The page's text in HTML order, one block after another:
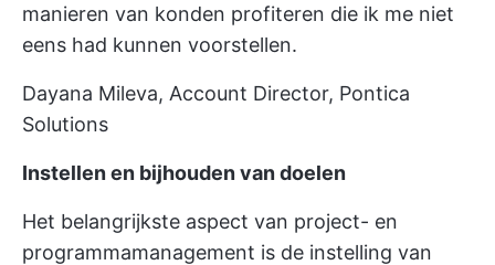
manieren van konden profiteren die ik me niet
eens had kunnen voorstellen.
Dayana Mileva, Account Director, Pontica
Solutions
Instellen en bijhouden van doelen
Het belangrijkste aspect van project- en
programmamanagement is de instelling van